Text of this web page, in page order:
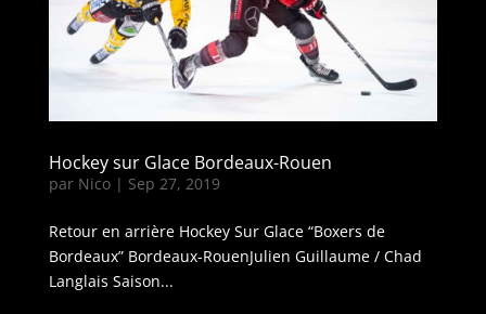
Hockey sur Glace Bordeaux-Rouen
par Nico| Sep 27, 2019
Retour en arrière Hockey Sur Glace “Boxers de
Bordeaux” Bordeaux-RouenJulien Guillaume / Chad
Langlais Saison...